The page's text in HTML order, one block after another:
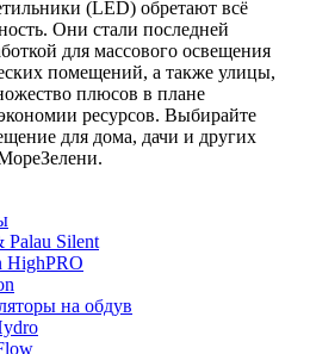
(LED) обретают всё
Они стали последней
для массового освещения
помещений, а также улицы,
плюсов в плане
ресурсов. Выбирайте
для дома, дачи и других
Palau Silent
HighPRO
на обдув